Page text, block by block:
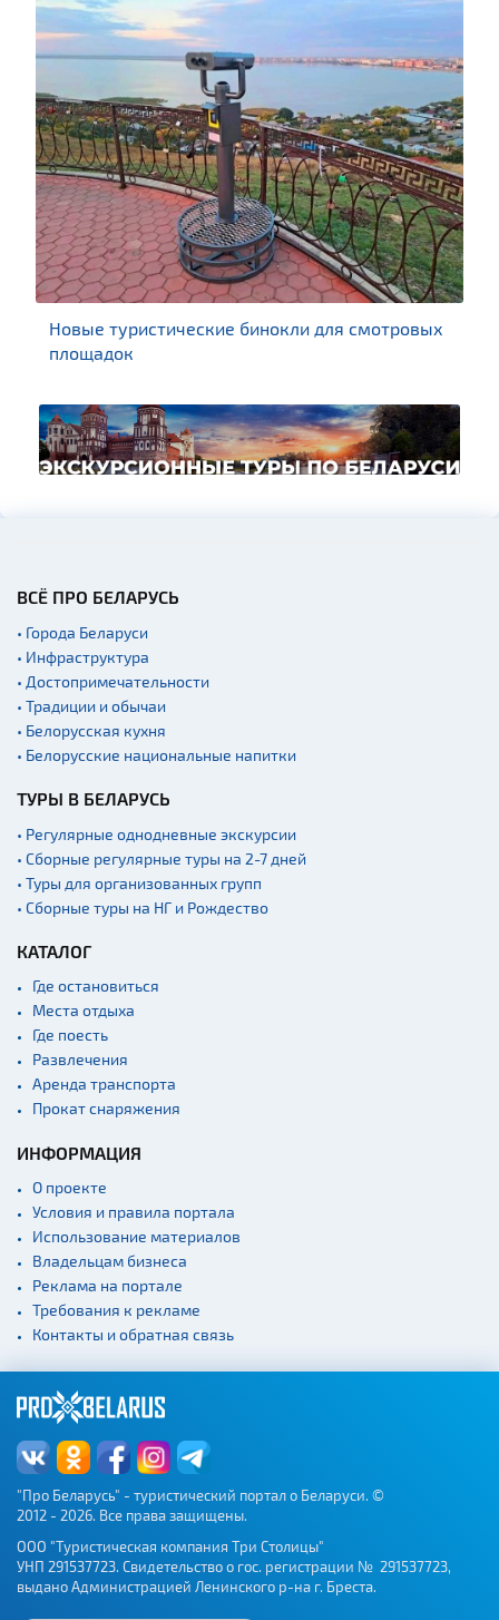
Новые туристические бинокли для смотровых
площадок
ВСЁ ПРО БЕЛАРУСЬ
• Города Беларуси
• Инфраструктура
• Достопримечательности
• Традиции и обычаи
• Белорусская кухня
• Белорусские национальные напитки
ТУРЫ В БЕЛАРУСЬ
• Регулярные однодневные экскурсии
• Сборные регулярные туры на 2-7 дней
• Туры для организованных групп
• Сборные туры на НГ и Рождество
КАТАЛОГ
Где остановиться
Места отдыха
Где поесть
Развлечения
Аренда транспорта
Прокат снаряжения
ИНФОРМАЦИЯ
О проекте
Условия и правила портала
Использование материалов
Владельцам бизнеса
Реклама на портале
Требования к рекламе
Контакты и обратная связь
"Про Беларусь" - туристический портал о Беларуси. ©
2012 - 2026. Все права защищены.
ООО "Туристическая компания Три Столицы"
УНП 291537723. Свидетельство о гос. регистрации № 291537723,
выдано Администрацией Ленинского р-на г. Бреста.